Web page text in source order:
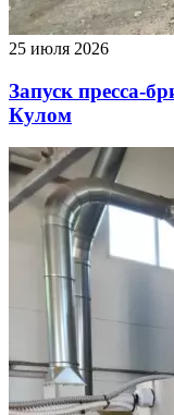
25 июля 2026
Запуск пресса-
Кулом